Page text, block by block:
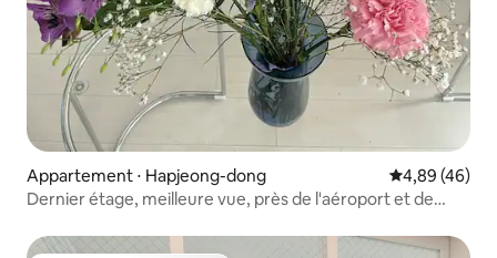
Appartement ⋅ Hapjeong-dong Évaluation
4,89 (46)
Dernier étage, meilleure vue, près de l'aéroport et de